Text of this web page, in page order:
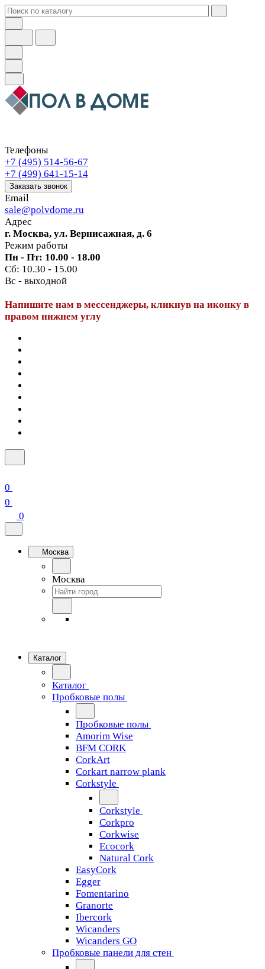
Телефоны
+7 (495) 514-56-67
+7 (499) 641-15-14
Заказать звонок
Email
sale@polvdome.ru
Адрес
г. Москва, ул. Вернисажная, д. 6
Режим работы
Пн - Пт: 10.00 - 18.00
Сб: 10.30 - 15.00
Вс - выходной
Напишите нам в мессенджеры, кликнув на иконку в
правом нижнем углу
0
0
0
Москва
Москва
Каталог
Каталог
Пробковые полы
Пробковые полы
Amorim Wise
BFM CORK
CorkArt
Corkart narrow plank
Corkstyle
Corkstyle
Corkpro
Corkwise
Ecocork
Natural Cork
EasyCork
Egger
Fomentarino
Granorte
Ibercork
Wicanders
Wicanders GO
Пробковые панели для стен